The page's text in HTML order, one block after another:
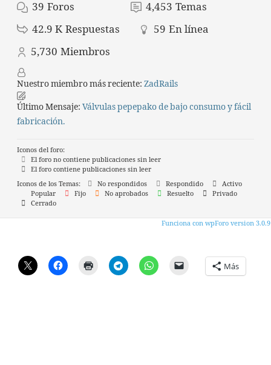
39 Foros 4,453 Temas
42.9 K Respuestas 59 En línea
5,730 Miembros
Nuestro miembro más reciente: ZadRails
Último Mensaje: Válvulas pepepako de bajo consumo y fácil
fabricación.
Iconos del foro:
El foro no contiene publicaciones sin leer
El foro contiene publicaciones sin leer
Iconos de los Temas:
No respondidos Respondido
Activo
Popular
Fijo No aprobados Resuelto
Privado
Cerrado
Funciona con wpForo version 3.0.9
Más